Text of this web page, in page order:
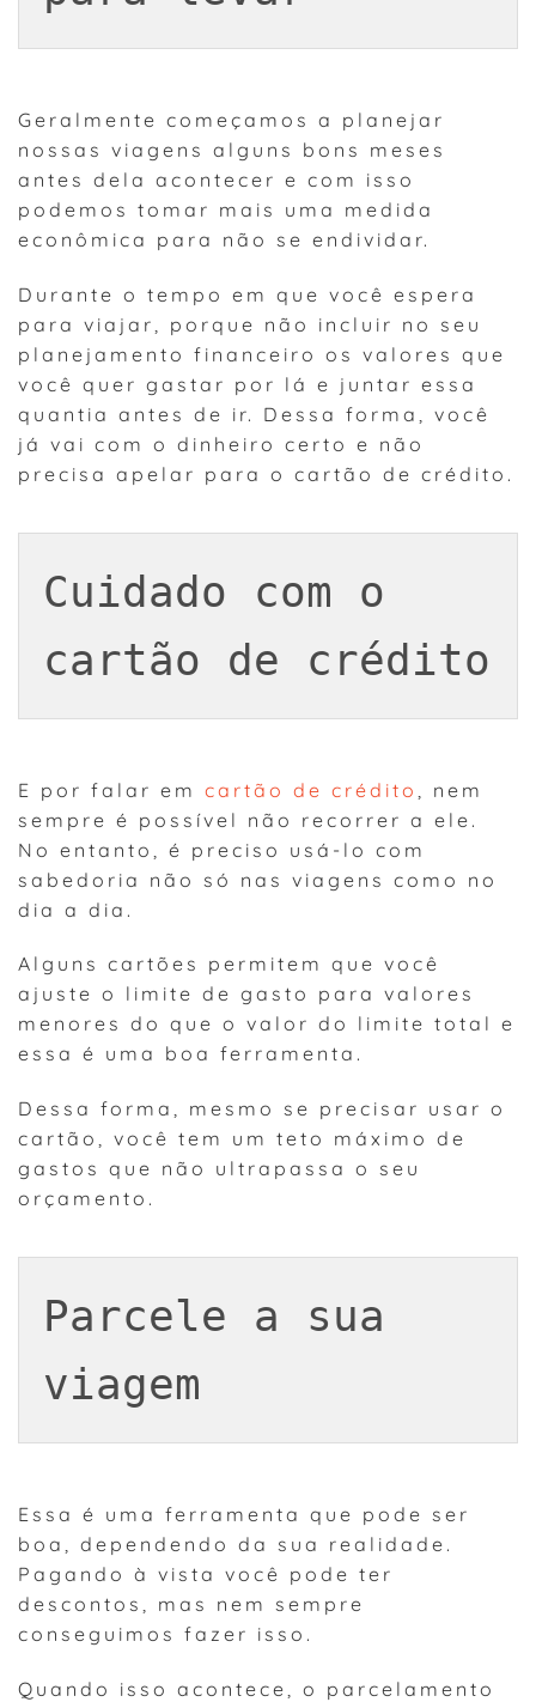
Geralmente começamos a planejar
nossas viagens alguns bons meses
antes dela acontecer e com isso
podemos tomar mais uma medida
econômica para não se endividar.
Durante o tempo em que você espera
para viajar, porque não incluir no seu
planejamento financeiro os valores que
você quer gastar por lá e juntar essa
quantia antes de ir. Dessa forma, você
já vai com o dinheiro certo e não
precisa apelar para o cartão de crédito.
Cuidado com o
cartão de crédito
E por falar em cartão de crédito
, nem
sempre é possível não recorrer a ele.
No entanto, é preciso usá-lo com
sabedoria não só nas viagens como no
dia a dia.
Alguns cartões permitem que você
ajuste o limite de gasto para valores
menores do que o valor do limite total e
essa é uma boa ferramenta.
Dessa forma, mesmo se precisar usar o
cartão, você tem um teto máximo de
gastos que não ultrapassa o seu
orçamento.
Parcele a sua
viagem
Essa é uma ferramenta que pode ser
boa, dependendo da sua realidade.
Pagando à vista você pode ter
descontos, mas nem sempre
conseguimos fazer isso.
Quando isso acontece, o parcelamento